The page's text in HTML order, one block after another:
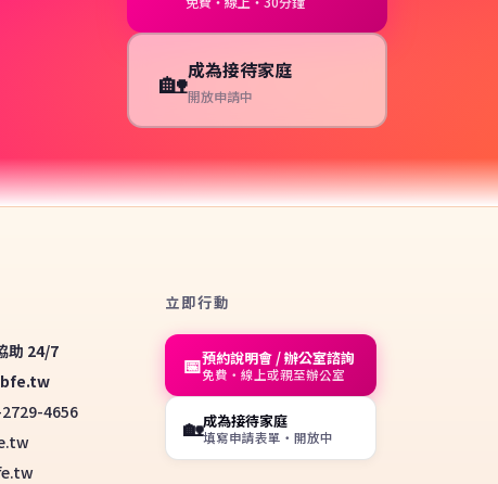
🏡成為接待家庭
開放申請中
助 24/7
4656
立即行動
📅預約說明會 / 辦公室諮詢
免費・線上或親至辦公室
🏡成為接待家庭
填寫申請表單・開放中